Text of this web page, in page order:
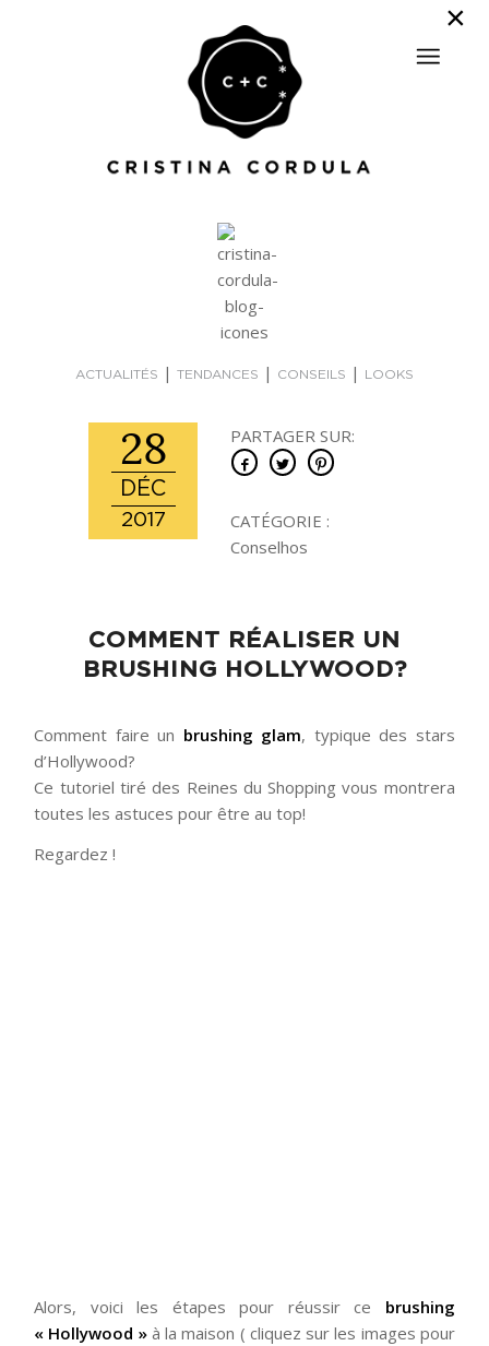
ACTUALITÉS | TENDANCES | CONSEILS | LOOKS
28
DÉC
2017
PARTAGER SUR:
CATÉGORIE :
Conselhos
COMMENT RÉALISER UN
BRUSHING HOLLYWOOD?
Comment faire un brushing glam, typique des stars
d’Hollywood?
Ce tutoriel tiré des Reines du Shopping vous montrera
toutes les astuces pour être au top!
Regardez !
Alors, voici les étapes pour réussir ce brushing
« Hollywood »à la maison ( cliquez sur les images pour